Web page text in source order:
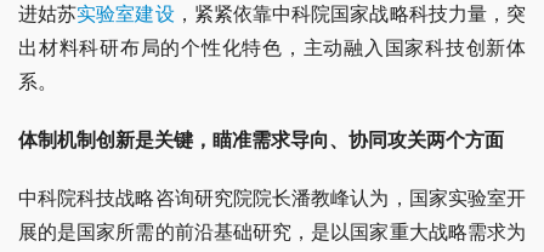
进姑苏实验室建设，紧紧依靠中科院国家战略科技力量，突
出材料科研布局的个性化特色，主动融入国家科技创新体
系。
体制机制创新是关键，瞄准需求导向、协同攻关两个方面
中科院科技战略咨询研究院院长潘教峰认为，国家实验室开
展的是国家所需的前沿基础研究，是以国家重大战略需求为